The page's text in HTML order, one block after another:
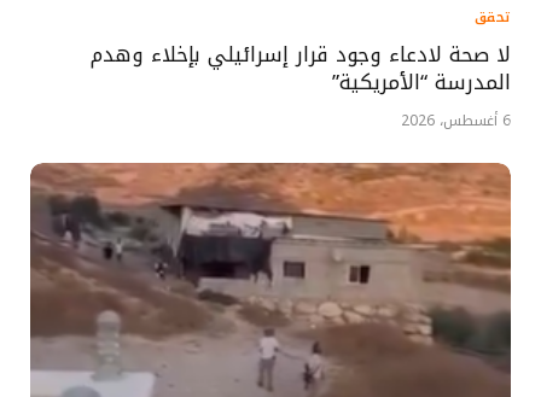
تحقق
لا صحة لادعاء وجود قرار إسرائيلي بإخلاء وهدم
المدرسة “الأمريكية”
6 أغسطس، 2026